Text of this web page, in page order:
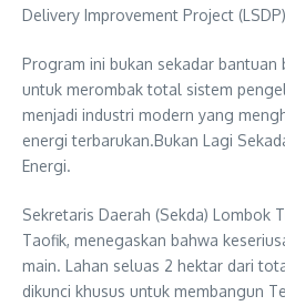
Delivery Improvement Project
Program ini bukan sekadar bantuan
untuk merombak total sistem
menjadi industri modern yang
energi terbarukan.Bukan Lagi
Energi.
Sekretaris Daerah (Sekda) Lombok
Taofik, menegaskan bahwa
main. Lahan seluas 2 hektar dari
dikunci khusus untuk membangun